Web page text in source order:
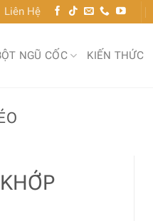
Liên Hệ
NGŨ CỐC KIẾN THỨC